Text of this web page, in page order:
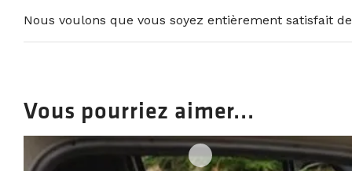
Nous voulons que vous soyez entièrement satisfait
Vous pourriez aimer...